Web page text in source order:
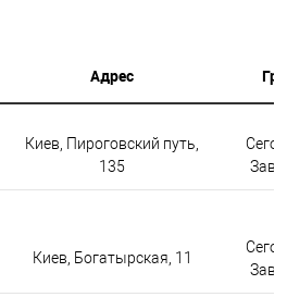
Адрес
Киев, Пироговский путь,
135
Киев, Богатырская, 11